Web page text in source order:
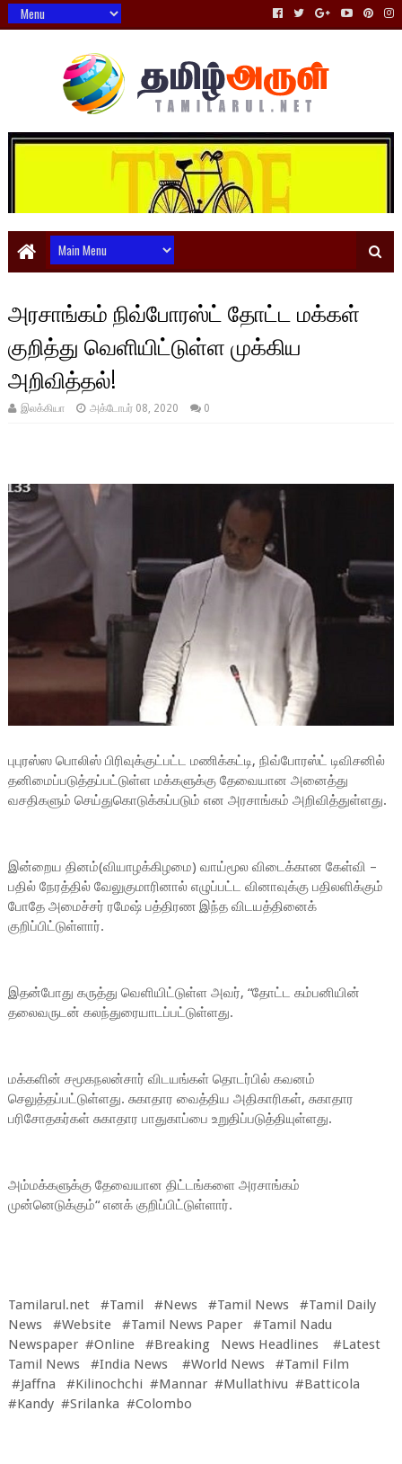
அரசாங்கம் நிவ்போரஸ்ட் தோட்ட மக்கள்
குறித்து வெளியிட்டுள்ள முக்கிய
அறிவித்தல்!
இலக்கியா அக்டோபர் 08, 2020 0
புபுரஸ்ஸ பொலிஸ் பிரிவுக்குட்பட்ட மணிக்கட்டி, நிவ்போரஸ்ட் டிவிசனில்
தனிமைப்படுத்தப்பட்டுள்ள மக்களுக்கு தேவையான அனைத்து
வசதிகளும் செய்துகொடுக்கப்படும் என அரசாங்கம் அறிவித்துள்ளது.
இன்றைய தினம்(வியாழக்கிழமை) வாய்மூல விடைக்கான கேள்வி –
பதில் நேரத்தில் வேலுகுமாரினால் எழுப்பட்ட வினாவுக்கு பதிலளிக்கும்
போதே அமைச்சர் ரமேஷ் பத்திரண இந்த விடயத்தினைக்
குறிப்பிட்டுள்ளார்.
இதன்போது கருத்து வெளியிட்டுள்ள அவர், “தோட்ட கம்பனியின்
தலைவருடன் கலந்துரையாடப்பட்டுள்ளது.
மக்களின் சமூகநலன்சார் விடயங்கள் தொடர்பில் கவனம்
செலுத்தப்பட்டுள்ளது. சுகாதார வைத்திய அதிகாரிகள், சுகாதார
பரிசோதகர்கள் சுகாதார பாதுகாப்பை உறுதிப்படுத்தியுள்ளது.
அம்மக்களுக்கு தேவையான திட்டங்களை அரசாங்கம்
முன்னெடுக்கும்“ எனக் குறிப்பிட்டுள்ளார்.
Tamilarul.net #Tamil #News #Tamil News #Tamil Daily
News #Website #Tamil News Paper #Tamil Nadu
Newspaper #Online #Breaking News Headlines #Latest
Tamil News #India News #World News #Tamil Film
#Jaffna #Kilinochchi #Mannar #Mullathivu #Batticola
#Kandy #Srilanka #Colombo